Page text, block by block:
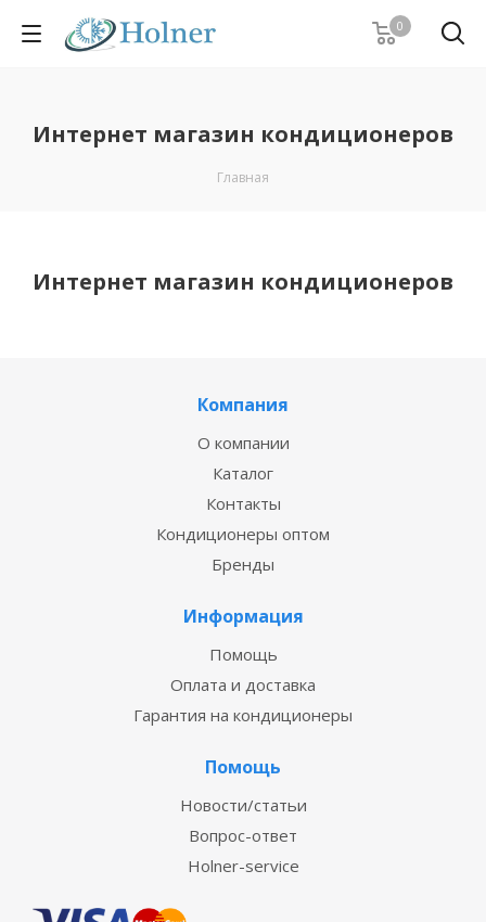
0
Интернет магазин кондиционеров
Главная
Интернет магазин кондиционеров
Компания
О компании
Каталог
Контакты
Кондиционеры оптом
Бренды
Информация
Помощь
Оплата и доставка
Гарантия на кондиционеры
Помощь
Новости/статьи
Вопрос-ответ
Holner-service